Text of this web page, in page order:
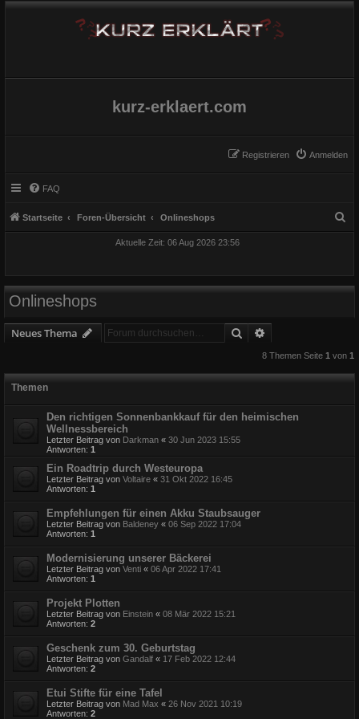
kurz-erklaert.com
Anmelden
Registrieren
FAQ
Startseite Foren-Übersicht Onlineshops
Aktuelle Zeit: 06 Aug 2026 23:56
Onlineshops
Neues Thema Suche
8 Themen Seite 1 von 1
Themen
Den richtigen Sonnenbankkauf für den heimischen
Wellnessbereich
Letzter Beitrag von Darkman « 30 Jun 2023 15:55
Antworten: 1
Ein Roadtrip durch Westeuropa
Letzter Beitrag von Voltaire « 31 Okt 2022 16:45
Antworten: 1
Empfehlungen für einen Akku Staubsauger
Letzter Beitrag von Baldeney « 06 Sep 2022 17:04
Antworten: 1
Modernisierung unserer Bäckerei
Letzter Beitrag von Venti « 06 Apr 2022 17:41
Antworten: 1
Projekt Plotten
Letzter Beitrag von Einstein « 08 Mär 2022 15:21
Antworten: 2
Geschenk zum 30. Geburtstag
Letzter Beitrag von Gandalf « 17 Feb 2022 12:44
Antworten: 2
Etui Stifte für eine Tafel
Letzter Beitrag von Mad Max « 26 Nov 2021 10:19
Antworten: 2